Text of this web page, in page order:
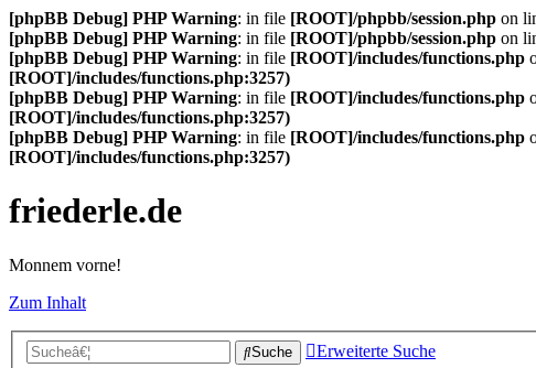
[phpBB Debug] PHP Warning: in file [ROOT]/phpbb/session.php on
[phpBB Debug] PHP Warning: in file [ROOT]/phpbb/session.php on
[phpBB Debug] PHP Warning: in file [ROOT]/includes/functions.php
[ROOT]/includes/functions.php:3257)
[phpBB Debug] PHP Warning: in file [ROOT]/includes/functions.php
[ROOT]/includes/functions.php:3257)
[phpBB Debug] PHP Warning: in file [ROOT]/includes/functions.php
[ROOT]/includes/functions.php:3257)
friederle.de
Monnem vorne!
Zum Inhalt
Suche Erweiterte Suche